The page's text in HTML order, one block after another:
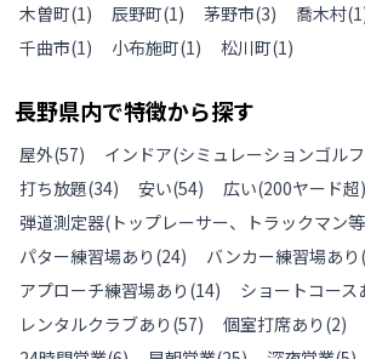
木曽町(1) 辰野町(1) 茅野市(3) 喬木村(1
千曲市(1) 小布施町(1) 松川町(1)
長野県内で特徴から探す
屋外(57) インドア(シミュレーションゴル
打ち放題(34) 安い(54) 広い(200ヤード超)
弾道測定器(トップレーサー、トラックマン
パター練習場あり (24) バンカー練習場あり (
アプローチ練習場あり (14) ショートコース
レンタルクラブあり (57) 個室打席あり (2)